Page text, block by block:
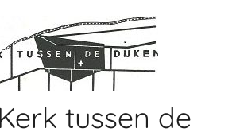
tussen de